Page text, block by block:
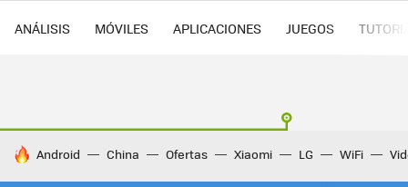
ANÁLISIS MÓVILES APLICACIONES JUEGOS
HOY SE HABLA DE
Android China Ofertas Xiaomi LG WiFi